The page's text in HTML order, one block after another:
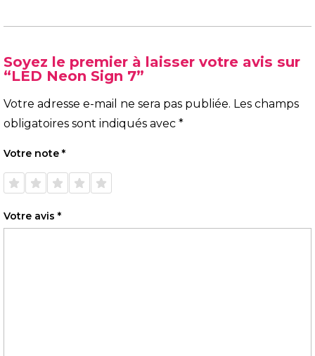
Soyez le premier à laisser votre avis sur
“LED Neon Sign 7”
Votre adresse e-mail ne sera pas publiée. Les champs
obligatoires sont indiqués avec *
Votre note *
1 étoile
sur 5
2 étoiles
sur 5
3 étoiles
sur 5
4 étoiles
sur 5
5 étoiles
sur 5
Votre avis *